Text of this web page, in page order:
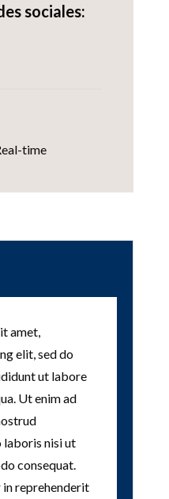
sociales:
time
amet,
elit, sed do
ut labore
Ut enim ad
nisi ut
consequat.
reprehenderit